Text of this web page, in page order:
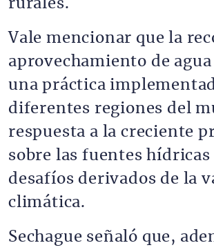
rurales.
Vale mencionar que la
aprovechamiento de
una práctica
diferentes regiones del
respuesta a la creciente
sobre las fuentes hídricas
desafíos derivados de la
climática.
Sechague señaló que,